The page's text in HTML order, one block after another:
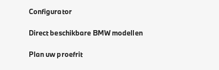
Configurator
Direct beschikbare BMW modellen
Plan uw proefrit